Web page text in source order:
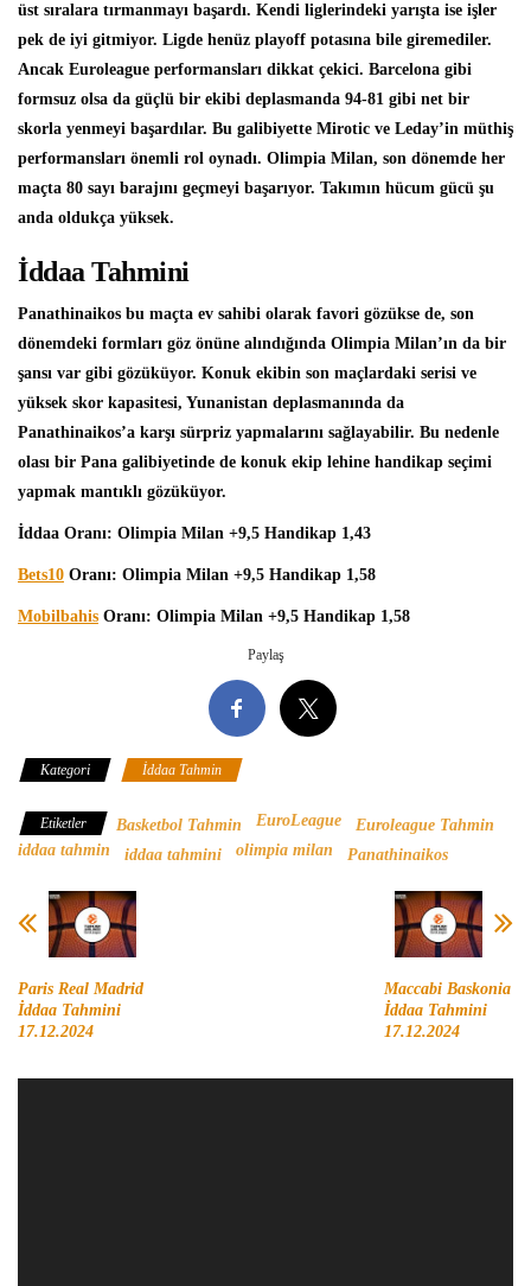
üst sıralara tırmanmayı başardı. Kendi liglerindeki yarışta ise işler
pek de iyi gitmiyor. Ligde henüz playoff potasına bile giremediler.
Ancak Euroleague performansları dikkat çekici. Barcelona gibi
formsuz olsa da güçlü bir ekibi deplasmanda 94-81 gibi net bir
skorla yenmeyi başardılar. Bu galibiyette Mirotic ve Leday’in müthiş
performansları önemli rol oynadı. Olimpia Milan, son dönemde her
maçta 80 sayı barajını geçmeyi başarıyor. Takımın hücum gücü şu
anda oldukça yüksek.
İddaa Tahmini
Panathinaikos bu maçta ev sahibi olarak favori gözükse de, son
dönemdeki formları göz önüne alındığında Olimpia Milan’ın da bir
şansı var gibi gözüküyor. Konuk ekibin son maçlardaki serisi ve
yüksek skor kapasitesi, Yunanistan deplasmanında da
Panathinaikos’a karşı sürpriz yapmalarını sağlayabilir. Bu nedenle
olası bir Pana galibiyetinde de konuk ekip lehine handikap seçimi
yapmak mantıklı gözüküyor.
İddaa Oranı: Olimpia Milan +9,5 Handikap 1,43
Bets10 Oranı: Olimpia Milan +9,5 Handikap 1,58
Mobilbahis Oranı: Olimpia Milan +9,5 Handikap 1,58
Paylaş
Kategori İddaa Tahmin
Etiketler Basketbol Tahmin EuroLeague
Euroleague Tahmin
iddaa tahmin
iddaa tahmini olimpia milan Panathinaikos
Paris Real Madrid
İddaa Tahmini
17.12.2024
Maccabi Baskonia
İddaa Tahmini
17.12.2024